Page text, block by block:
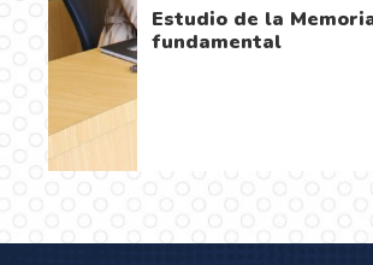
Estudio de la
fundamental